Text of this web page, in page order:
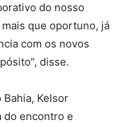
do nosso
que oportuno, já
com os novos
disse.
Kelsor
do encontro e